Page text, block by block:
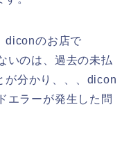
diconのお店で
いのは、過去の未払
が分かり、、、dicon
エラーが発生した問